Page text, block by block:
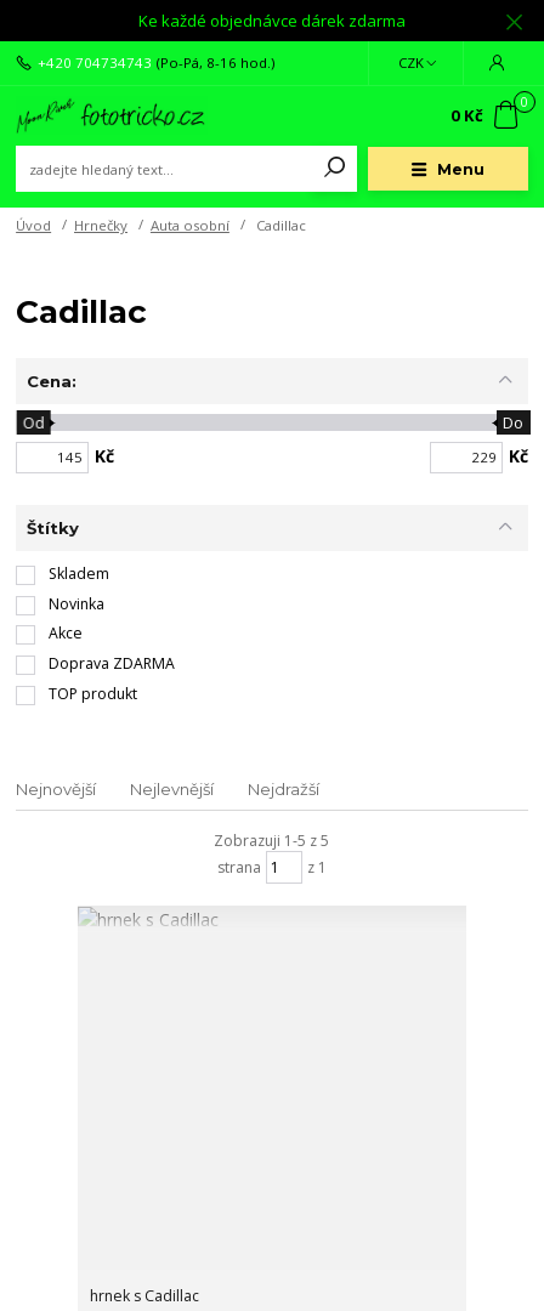
Ke každé objednávce dárek zdarma
Menu
CZK
+420 704734743 (Po-Pá, 8-16 hod.)
0
0 Kč
Úvod Hrnečky Auta osobní Cadillac
Cadillac
Cena:
Kč
Od Do
Kč
Štítky
Skladem
Novinka
Akce
Doprava ZDARMA
TOP produkt
Nejnovější Nejlevnější Nejdražší
Zobrazuji 1-5 z 5
strana
z 1
hrnek s Cadillac